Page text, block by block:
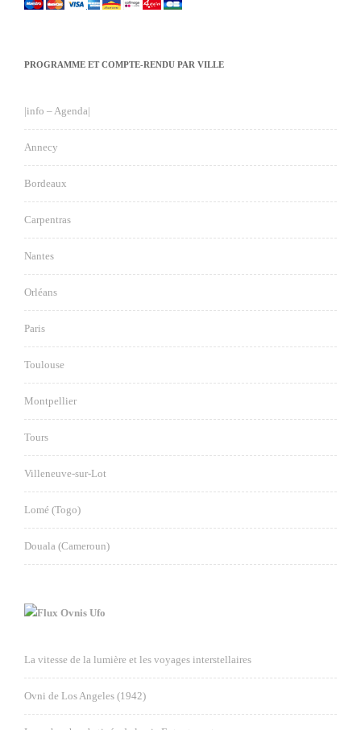
PROGRAMME ET COMPTE-RENDU PAR VILLE
|info – Agenda|
Annecy
Bordeaux
Carpentras
Nantes
Orléans
Paris
Toulouse
Montpellier
Tours
Villeneuve-sur-Lot
Lomé (Togo)
Douala (Cameroun)
Ovnis Ufo
La vitesse de la lumière et les voyages interstellaires
Ovni de Los Angeles (1942)